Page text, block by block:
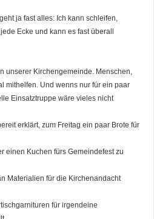
ja fast alles: Ich kann schleifen,
Ecke und kann es fast überall
unserer Kirchengemeinde. Menschen,
mithelfen. Und wenns nur für ein paar
Einsatztruppe wäre vieles nicht
erklärt, zum Freitag ein paar Brote für
einen Kuchen fürs Gemeindefest zu
Materialien für die Kirchenandacht
für irgendeine